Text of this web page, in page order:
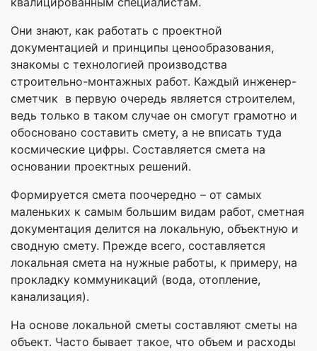
Они знают, как работать с проектной
документацией и принципы ценообразования,
знакомы с технологией производства
строительно-монтажных работ. Каждый инженер-
сметчик в первую очередь является строителем,
ведь только в таком случае он смогут грамотно и
обосновано составить смету, а не вписать туда
космические цифры. Составляется смета на
основании проектных решений.
Формируется смета поочередно – от самых
маленьких к самым большим видам работ, сметная
документация делится на локальную, объектную и
сводную смету. Прежде всего, составляется
локальная смета на нужные работы, к примеру, на
прокладку коммуникаций (вода, отопление,
канализация).
На основе локальной сметы составляют сметы на
объект. Часто бывает такое, что объем и расходы